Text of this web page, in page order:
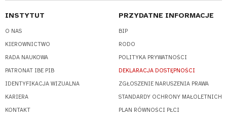
INSTYTUT
O NAS
KIEROWNICTWO
RADA NAUKOWA
PATRONAT IBE PIB
IDENTYFIKACJA WIZUALNA
KARIERA
KONTAKT
PRZYDATNE INFORMACJE
BIP
RODO
POLITYKA PRYWATNOŚCI
DEKLARACJA DOSTĘPNOŚCI
ZGŁOSZENIE NARUSZENIA PRAWA
STANDARDY OCHRONY MAŁOLETNICH
PLAN RÓWNOŚCI PŁCI